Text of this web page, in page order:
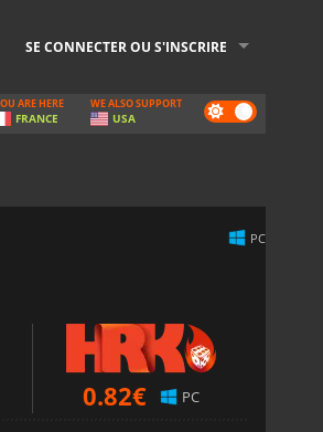
SE CONNECTER OU S'INSCRIRE
Dark
mode
ARE HERE
FRANCE
WE ALSO SUPPORT
USA
PC
0.82€ PC